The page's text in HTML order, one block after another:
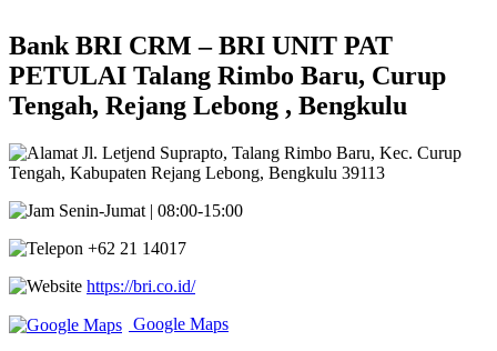
Bank BRI CRM – BRI UNIT PAT
PETULAI Talang Rimbo Baru, Curup
Tengah, Rejang Lebong , Bengkulu
Jl. Letjend Suprapto, Talang Rimbo Baru, Kec. Curup
Tengah, Kabupaten Rejang Lebong, Bengkulu 39113
Senin-Jumat | 08:00-15:00
+62 21 14017
https://bri.co.id/
Google Maps